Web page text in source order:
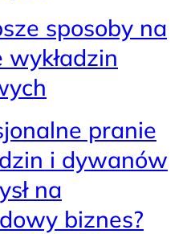
sposoby na
wykładzin
pranie
i dywanów
na
biznes?